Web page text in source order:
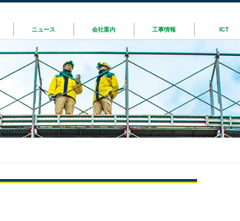
ニュース 会社案内 工事情報 ICT